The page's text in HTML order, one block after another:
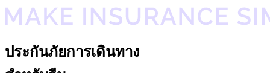
ประกันภัยการเดินทาง